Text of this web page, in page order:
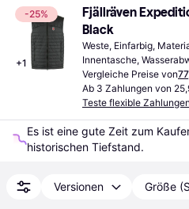
-25%
+1
Fjällräven
Black
Weste, Einfarbig,
Innentasche,
Vergleiche Preise von
Ab 3 Zahlungen von
Teste flexible
Es ist eine gute Zeit zum
historischen Tiefstand.
Versionen Größe